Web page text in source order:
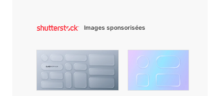
Images sponsorisées